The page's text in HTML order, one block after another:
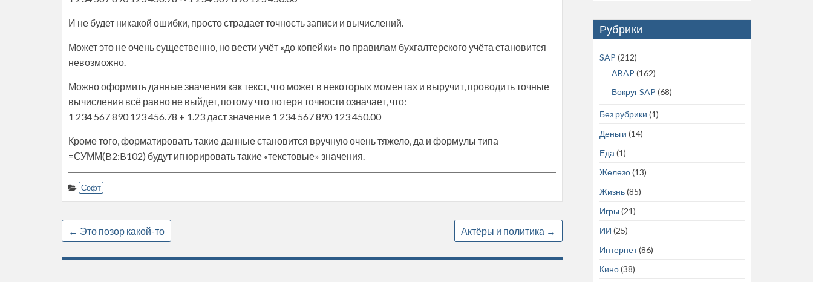
И не будет никакой ошибки, просто страдает точность записи и вычислений.
Может это не очень существенно, но вести учёт «до копейки» по правилам бухгалтерского учёта становится
невозможно.
Можно оформить данные значения как текст, что может в некоторых моментах и выручит, проводить точные
вычисления всё равно не выйдет, потому что потеря точности означает, что:
1 234 567 890 123 456.78 + 1.23 даст значение 1 234 567 890 123 450.00
Кроме того, форматировать такие данные становится вручную очень тяжело, да и формулы типа
=СУММ(B2:B102) будут игнорировать такие «текстовые» значения.
Софт
← Это позор какой-то Актёры и политика →
Рубрики
SAP (212)
ABAP (162)
Вокруг SAP (68)
Без рубрики (1)
Деньги (14)
Еда (1)
Железо(13)
Жизнь(85)
Игры (21)
ИИ (25)
Интернет(86)
Кино(38)